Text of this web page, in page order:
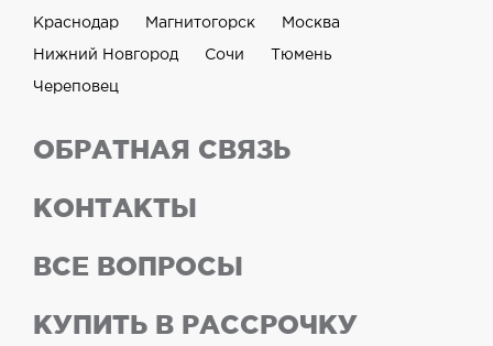
Краснодар Магнитогорск Москва
Нижний Новгород Сочи Тюмень
Череповец
ОБРАТНАЯ СВЯЗЬ
КОНТАКТЫ
ВСЕ ВОПРОСЫ
КУПИТЬ В РАССРОЧКУ